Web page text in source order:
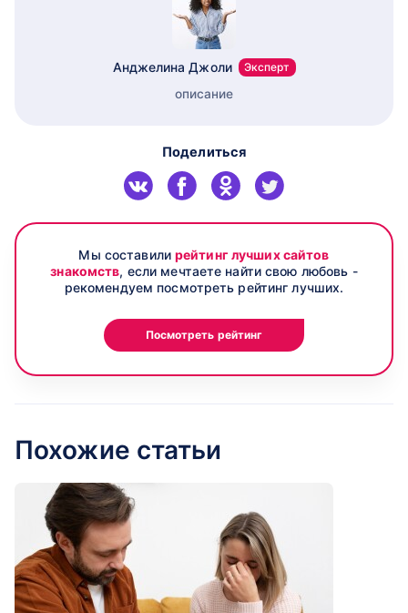
Анджелина Джоли Эксперт
описание
Поделиться
Мы составилирейтинг лучших сайтов
знакомств, если мечтаете найти свою любовь -
рекомендуем посмотреть рейтинг лучших.
Посмотреть рейтинг
Похожие статьи